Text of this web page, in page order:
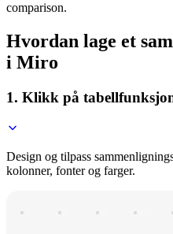
comparison.
Hvordan lage et
i Miro
1. Klikk på
Design og tilpass
kolonner, fonter og farger.